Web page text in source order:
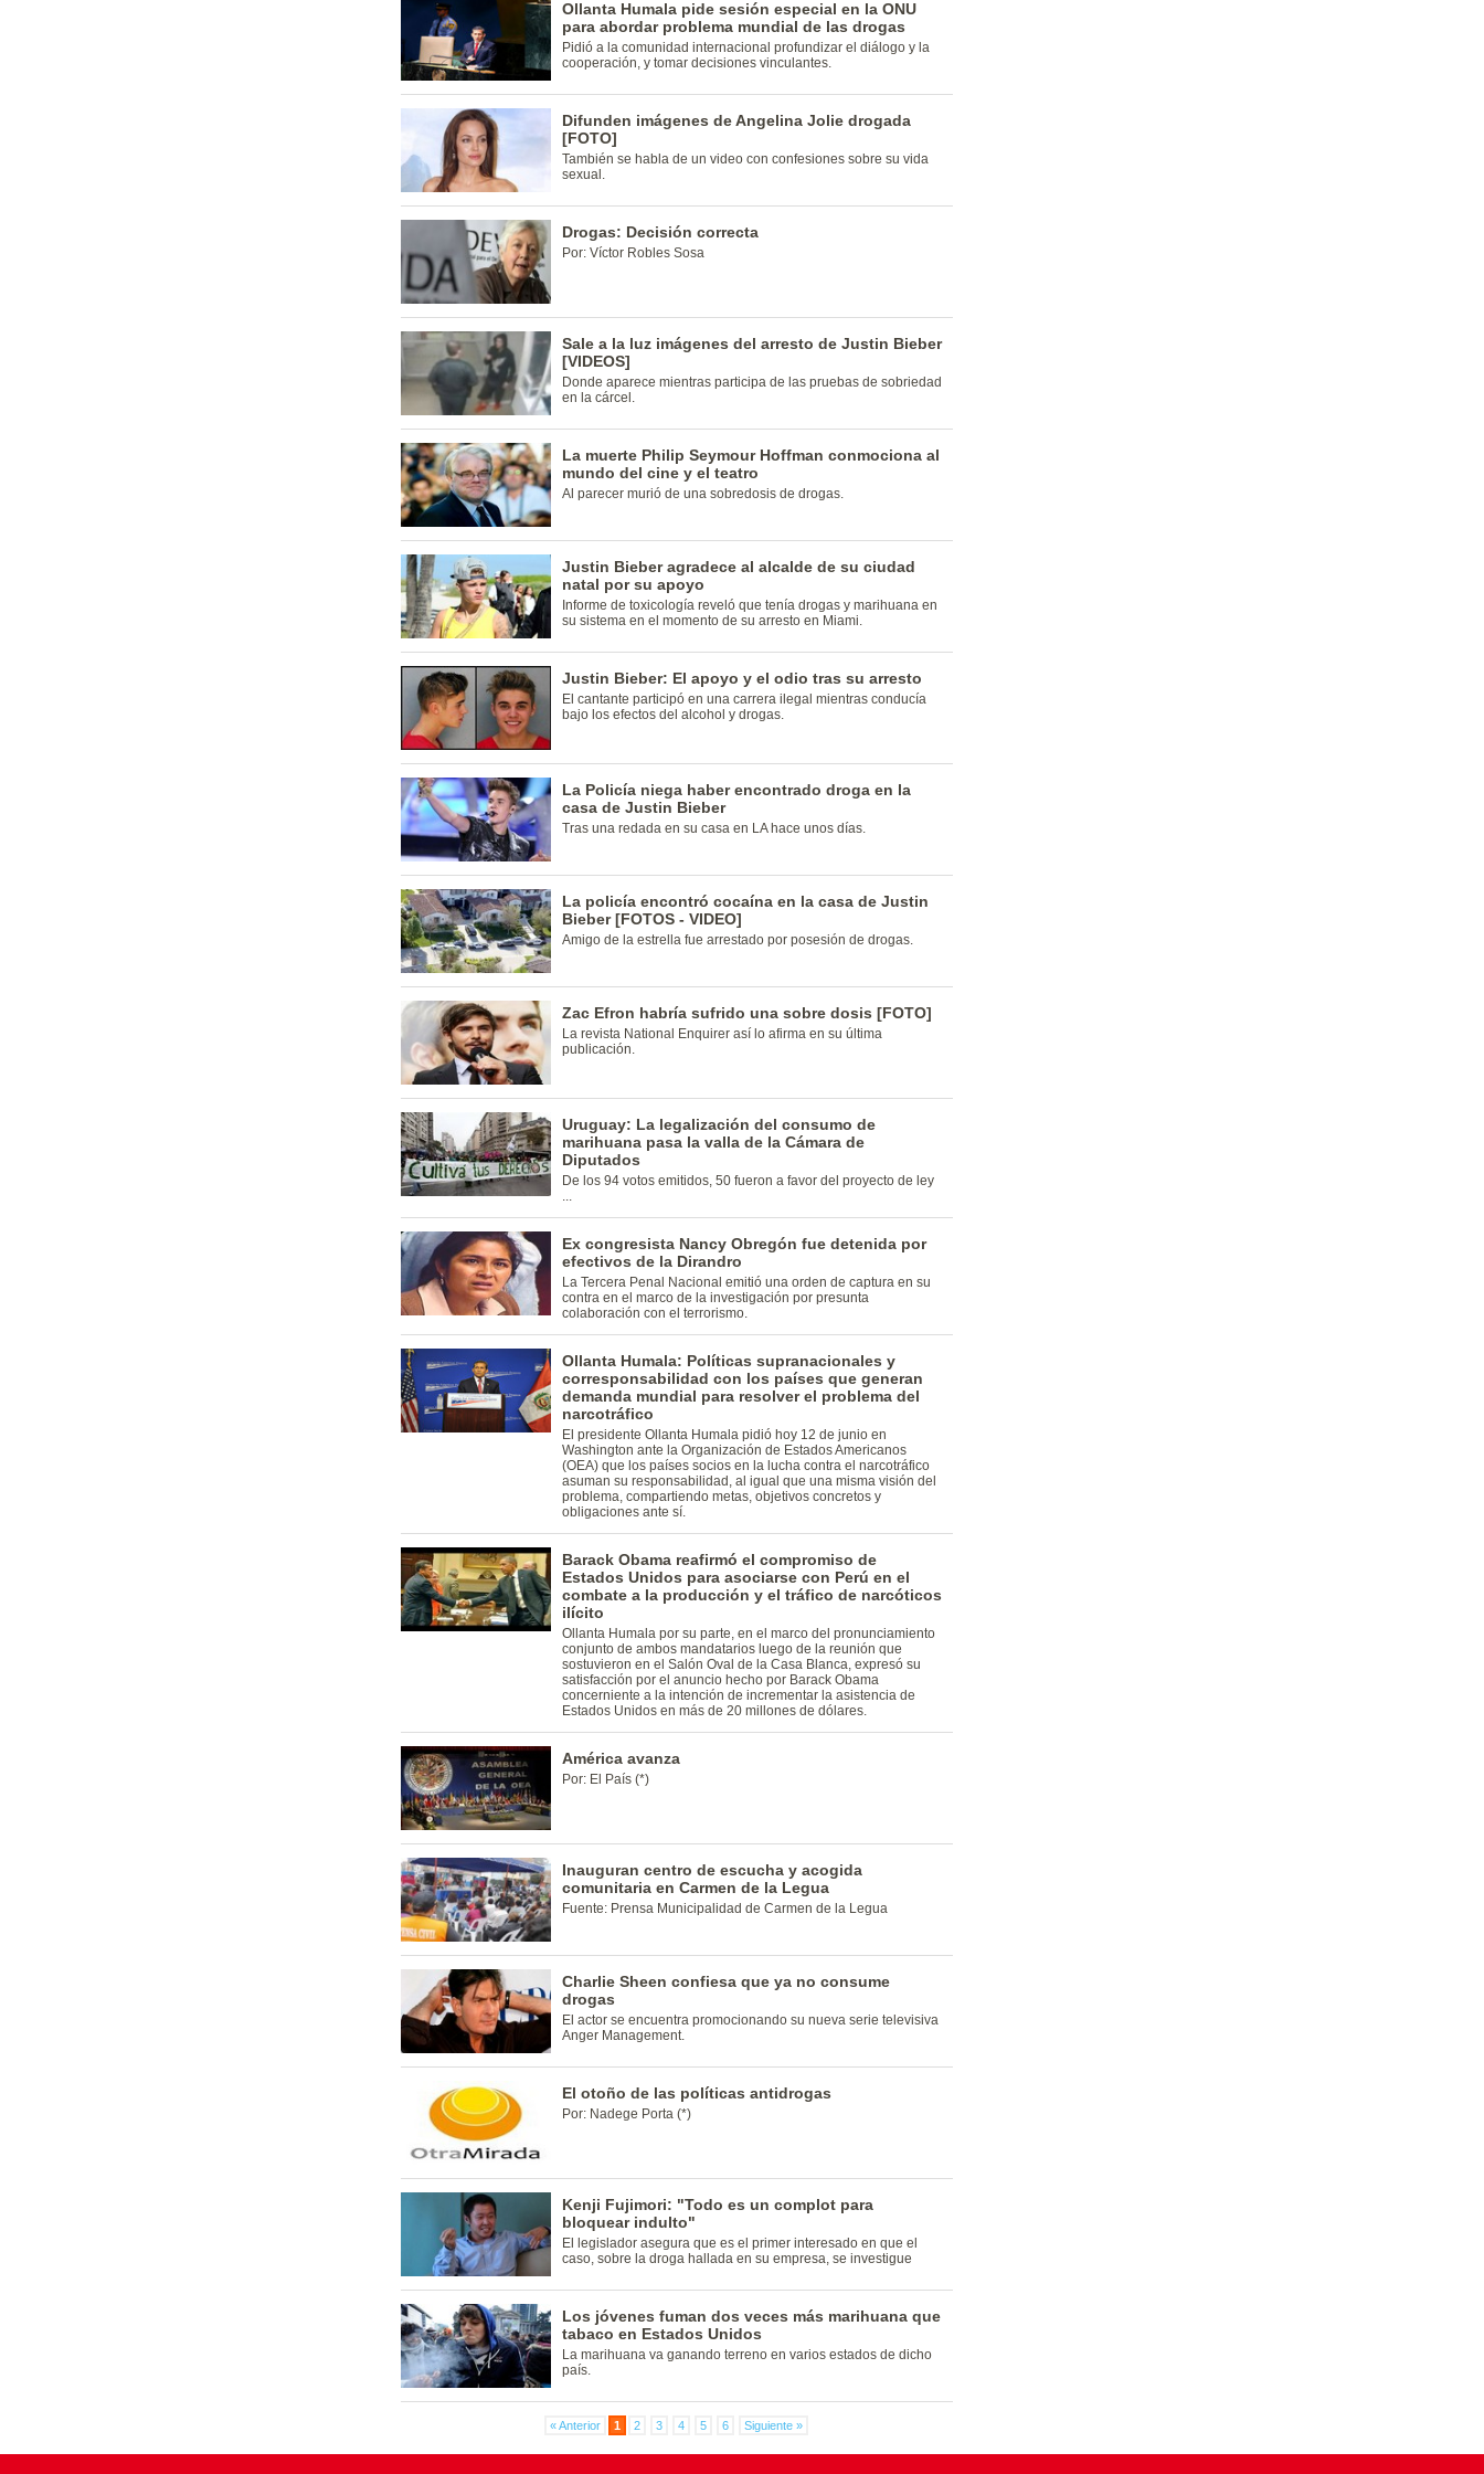
Ollanta Humala pide sesión especial en la ONU
para abordar problema mundial de las drogas
Pidió a la comunidad internacional profundizar el diálogo y la
cooperación, y tomar decisiones vinculantes.
Difunden imágenes de Angelina Jolie drogada
[FOTO]
También se habla de un video con confesiones sobre su vida
sexual.
Drogas: Decisión correcta
Por: Víctor Robles Sosa
Sale a la luz imágenes del arresto de Justin Bieber
[VIDEOS]
Donde aparece mientras participa de las pruebas de sobriedad
en la cárcel.
La muerte Philip Seymour Hoffman conmociona al
mundo del cine y el teatro
Al parecer murió de una sobredosis de drogas.
Justin Bieber agradece al alcalde de su ciudad
natal por su apoyo
Informe de toxicología reveló que tenía drogas y marihuana en
su sistema en el momento de su arresto en Miami.
Justin Bieber: El apoyo y el odio tras su arresto
El cantante participó en una carrera ilegal mientras conducía
bajo los efectos del alcohol y drogas.
La Policía niega haber encontrado droga en la
casa de Justin Bieber
Tras una redada en su casa en LA hace unos días.
La policía encontró cocaína en la casa de Justin
Bieber [FOTOS - VIDEO]
Amigo de la estrella fue arrestado por posesión de drogas.
Zac Efron habría sufrido una sobre dosis [FOTO]
La revista National Enquirer así lo afirma en su última
publicación.
Uruguay: La legalización del consumo de
marihuana pasa la valla de la Cámara de
Diputados
De los 94 votos emitidos, 50 fueron a favor del proyecto de ley
...
Ex congresista Nancy Obregón fue detenida por
efectivos de la Dirandro
La Tercera Penal Nacional emitió una orden de captura en su
contra en el marco de la investigación por presunta
colaboración con el terrorismo.
Ollanta Humala: Políticas supranacionales y
corresponsabilidad con los países que generan
demanda mundial para resolver el problema del
narcotráfico
El presidente Ollanta Humala pidió hoy 12 de junio en
Washington ante la Organización de Estados Americanos
(OEA) que los países socios en la lucha contra el narcotráfico
asuman su responsabilidad, al igual que una misma visión del
problema, compartiendo metas, objetivos concretos y
obligaciones ante sí.
Barack Obama reafirmó el compromiso de
Estados Unidos para asociarse con Perú en el
combate a la producción y el tráfico de narcóticos
ilícito
Ollanta Humala por su parte, en el marco del pronunciamiento
conjunto de ambos mandatarios luego de la reunión que
sostuvieron en el Salón Oval de la Casa Blanca, expresó su
satisfacción por el anuncio hecho por Barack Obama
concerniente a la intención de incrementar la asistencia de
Estados Unidos en más de 20 millones de dólares.
América avanza
Por: El País (*)
Inauguran centro de escucha y acogida
comunitaria en Carmen de la Legua
Fuente: Prensa Municipalidad de Carmen de la Legua
Charlie Sheen confiesa que ya no consume
drogas
El actor se encuentra promocionando su nueva serie televisiva
Anger Management.
El otoño de las políticas antidrogas
Por: Nadege Porta (*)
Kenji Fujimori: "Todo es un complot para
bloquear indulto"
El legislador asegura que es el primer interesado en que el
caso, sobre la droga hallada en su empresa, se investigue
Los jóvenes fuman dos veces más marihuana que
tabaco en Estados Unidos
La marihuana va ganando terreno en varios estados de dicho
país.
« Anterior 1 2 3 4 5 6 Siguiente »